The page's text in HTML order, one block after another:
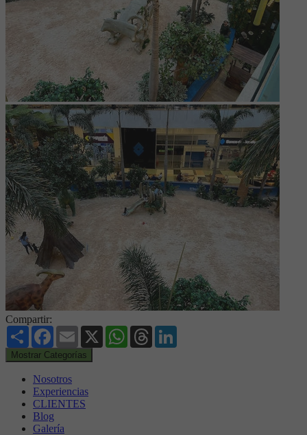
Compartir:
Share Facebook
Email X WhatsAppThreads
Mostrar Categorías
Nosotros
Experiencias
CLIENTES
Blog
Galería